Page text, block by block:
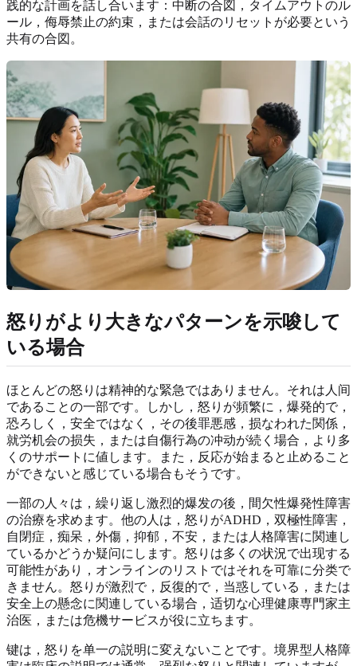
践的な計画を話し合います：中断の合図，タイムアウトのル
ール，侮辱禁止の約束，または会話のリセットが必要という
共有の合図。
怒りがより大きなパターンを示唆して
いる場合
ほとんどの怒りは精神的な緊急ではありません。それは人间
であることの一部です。しかし，怒りが頻繁に，爆発的で，
恐ろしく，安全ではなく，その後罪悪感，损なわれた関係，
就労机会の损失，または自傷行為の冲动が続く場合，より多
くのサポートに値します。また，反応が始まると止めること
ができないと感じている場合もそうです。
一部の人々は，繰り返し激烈的爆发の後，間欠性爆発性障害
の治療を求めます。他の人は，怒りがADHD，双極性障害，
自閉症，痴呆，外傷，抑郁，不安，または人格障害に関連し
ているかどうか疑问にします。怒りは多くの状況で出现する
可能性があり，オンラインのリストではそれを可靠に分类で
きません。怒りが激烈で，反復的で，当惑している，または
安全上の懸念に関連している場合，适切な心理健康専門家主
治医，または危機サービスが役に立ちます。
键は，怒りを单一の説明に変えないことです。境界型人格障